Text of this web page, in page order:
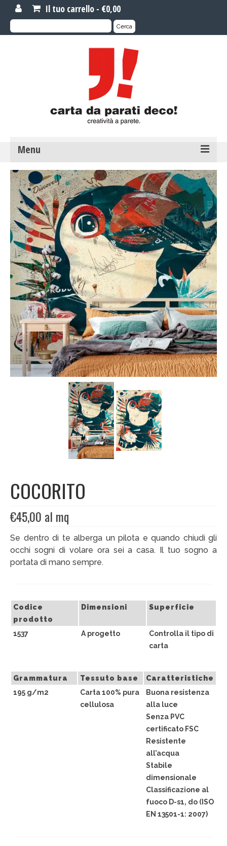
Il tuo carrello - €0,00
Cerca: Cerca
Menu
MOTIVI DI CARTA DA PARATI
Carta da parati novità
Carta da parati su misura
Carta da parati classica
Carta da parati floreale
Carta da parati vintage
Carta da parati a righe
Carta da parati moderna
Carta da parati bambini
Carta da parati orientale
Carta da parati industrial
Carta da parati case montagna
Carta da parati paesaggio alpino
Carta da parati spiagge
Artisti
Alessandro Bulgini
Andrea Bertotti
Chen Li
Marcella Pralormo
Nadia Auleta
Victor Kastelic
COCORITO
€45,00 al mq
Se dentro di te alberga un pilota e quando chiudi gli
occhi sogni di volare ora sei a casa. Il tuo sogno a
portata di mano sempre.
Codice
prodotto
Dimensioni Superficie
1537 A progetto
Controlla il tipo di
carta
Grammatura Tessuto base
Caratteristiche
195 g/m2
Carta 100% pura
cellulosa
Buona resistenza
alla luce
Senza PVC
certificato FSC
Resistente
all’acqua
Stabile
dimensionale
Classificazione al
fuoco D-s1, do (ISO
EN 13501-1: 2007)